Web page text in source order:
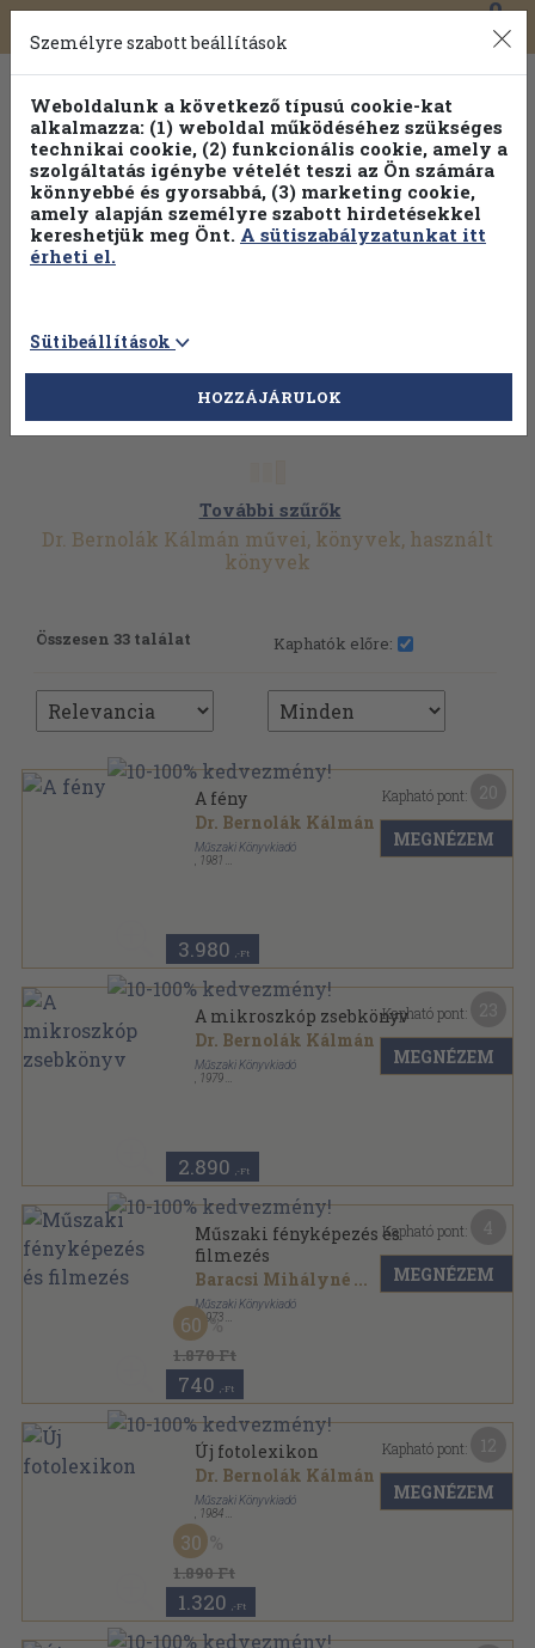
Toggle
navigation
0
Válogasson több mint 1.000.000 kiadványunk közül
100% kedvezménnyel!
További szűrők
Dr. Bernolák Kálmán művei, könyvek, használt
könyvek
Összesen 33 találat Kaphatók előre:
A fény
Dr. Bernolák Kálmán
Műszaki Könyvkiadó
1981
3.980 ,-Ft
Kapható pont:
MEGNÉZEM
A mikroszkóp zsebkönyv
Dr. Bernolák Kálmán ...
Műszaki Könyvkiadó
1979
2.890 ,-Ft
Kapható pont:
MEGNÉZEM
Műszaki fényképezés és
filmezés
Baracsi Mihályné ...
Műszaki Könyvkiadó
, 1973
Ragasztott papírkötés
1.870 Ft
60
740 ,-Ft
Kapható pont:
MEGNÉZEM
Új fotolexikon
Dr. Bernolák Kálmán ...
Műszaki Könyvkiadó
1984
Fűzött keménykötés
1.890 Ft
30
1.320 ,-Ft
Kapható pont:
MEGNÉZEM
Személyre szabott beállítások
Weboldalunk a következő típusú cookie-kat
alkalmazza: (1) weboldal működéséhez szükséges
technikai cookie, (2) funkcionális cookie, amely a
szolgáltatás igénybe vételét teszi az Ön számára
könnyebbé és gyorsabbá, (3) marketing cookie,
amely alapján személyre szabott hirdetésekkel
kereshetjük meg Önt. A sütiszabályzatunkat itt
érheti el.
Sütibeállítások
HOZZÁJÁRULOK